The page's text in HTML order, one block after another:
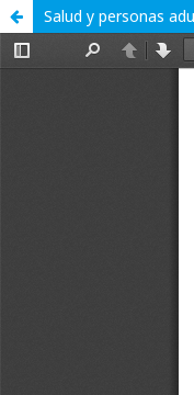
Salud y personas